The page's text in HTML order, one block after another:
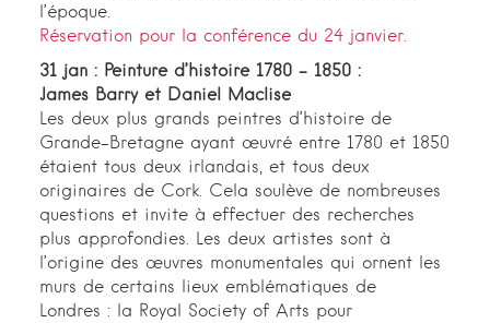
l’époque.
Réservation pour la conférence du 24 janvier.
31 jan : Peinture d’histoire 1780 – 1850 :
James Barry et Daniel Maclise
Les deux plus grands peintres d’histoire de
Grande-Bretagne ayant œuvré entre 1780 et 1850
étaient tous deux irlandais, et tous deux
originaires de Cork. Cela soulève de nombreuses
questions et invite à effectuer des recherches
plus approfondies. Les deux artistes sont à
l’origine des œuvres monumentales qui ornent les
murs de certains lieux emblématiques de
Londres : la Royal Society of Arts pour